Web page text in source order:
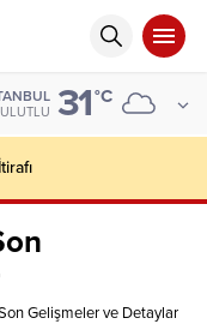
31°C
Gelişmeler ve Detaylar